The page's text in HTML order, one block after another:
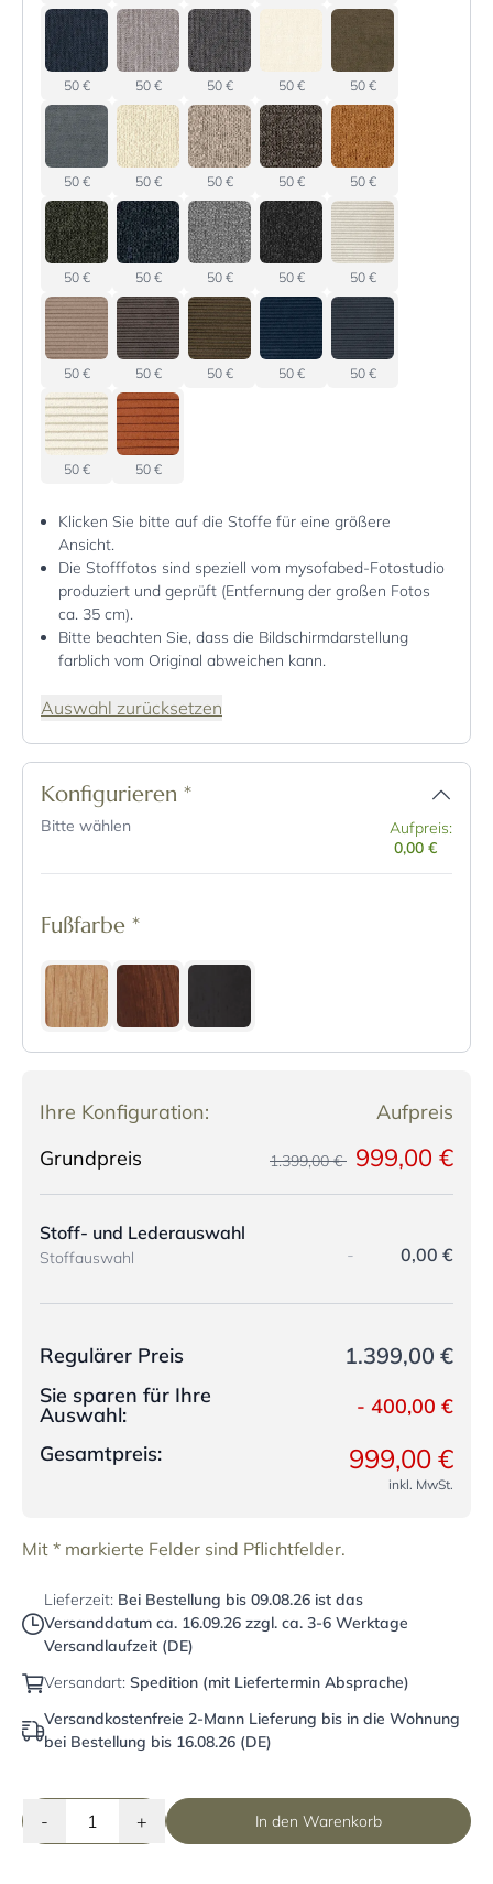
50 € 50 € 50 € 50 € 50 €
50 € 50 € 50 € 50 € 50 €
50 € 50 € 50 € 50 € 50 €
50 € 50 € 50 € 50 € 50 €
50 € 50 €
Klicken Sie bitte auf die Stoffe für eine größere
Ansicht.
Die Stofffotos sind speziell vom mysofabed-Fotostudio
produziert und geprüft (Entfernung der großen Fotos
ca. 35 cm).
Bitte beachten Sie, dass die Bildschirmdarstellung
farblich vom Original abweichen kann.
Auswahl zurücksetzen
Konfigurieren *
Bitte wählen
Aufpreis:
0,00 €
Fußfarbe *
Ihre Konfiguration:
Aufpreis
Grundpreis
1.399,00 € 999,00 €
Stoff- und Lederauswahl
Stoffauswahl - 0,00 €
Regulärer Preis 1.399,00 €
Sie sparen für Ihre
Auswahl: - 400,00 €
Gesamtpreis:
999,00 €
inkl. MwSt.
Mit * markierte Felder sind Pflichtfelder.
Lieferzeit: Bei Bestellung bis 09.08.26 ist das
Versanddatum ca. 16.09.26 zzgl. ca. 3-6 Werktage
Versandlaufzeit (DE)
Versandart: Spedition (mit Liefertermin Absprache)
Versandkostenfreie 2-Mann Lieferung bis in die Wohnung
bei Bestellung bis 16.08.26 (DE)
- + In den Warenkorb